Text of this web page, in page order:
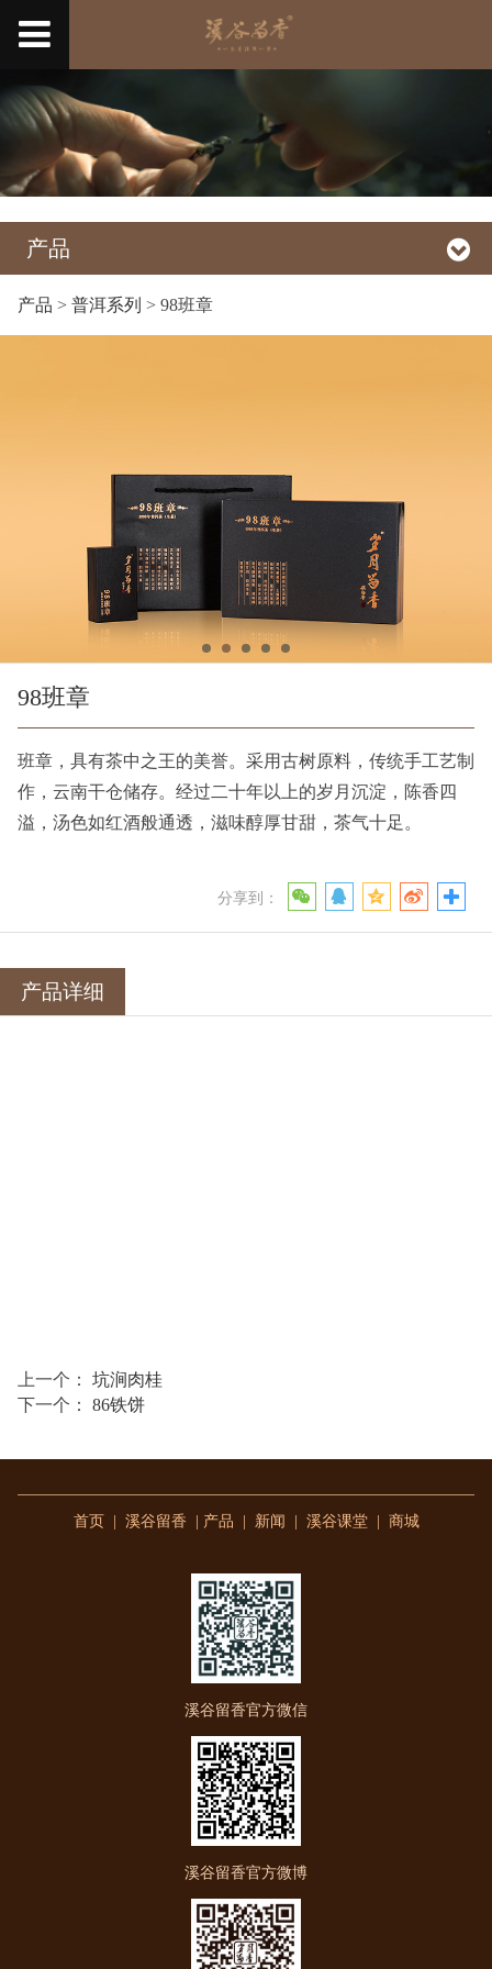
产品
98班章
产品 > 普洱系列 > 98班章
98班章
班章，具有茶中之王的美誉。采用古树原料，传统手工艺制
作，云南干仓储存。经过二十年以上的岁月沉淀，陈香四
溢，汤色如红酒般通透，滋味醇厚甘甜，茶气十足。
分享到：
产品详细
上一个： 坑涧肉桂
下一个： 86铁饼
首页 溪谷留香 产品 新闻 溪谷课堂| 商城
溪谷留香官方微信
溪谷留香官方微博